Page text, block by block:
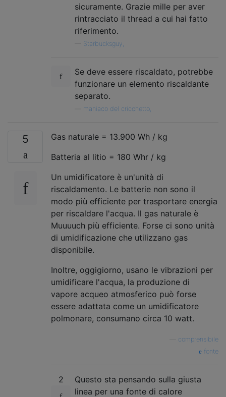
sicuramente. Grazie mille per aver
rintracciato il thread a cui hai fatto
riferimento.
Starbucksguy,
Se deve essere riscaldato, potrebbe
funzionare un elemento riscaldante
separato.
maniaco del cricchetto,
5
Gas naturale = 13.900 Wh / kg
Batteria al litio = 180 Whr / kg
Un umidificatore è un'unità di
riscaldamento. Le batterie non sono il
modo più efficiente per trasportare energia
per riscaldare l'acqua. Il gas naturale è
Muuuuch più efficiente. Forse ci sono unità
di umidificazione che utilizzano gas
disponibile.
Inoltre, oggigiorno, usano le vibrazioni per
umidificare l'acqua, la produzione di
vapore acqueo atmosferico può forse
essere adattata come un umidificatore
polmonare, consumano circa 10 watt.
comprensibile
fonte
2
Questo sta pensando sulla giusta
linea per una fonte di calore